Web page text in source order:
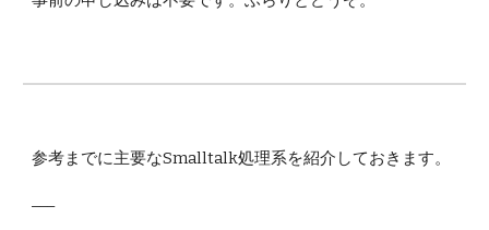
参考までに主要なSmalltalk処理系を紹介しておきます。